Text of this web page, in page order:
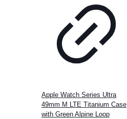
Apple Watch Series Ultra
49mm M LTE Titanium Case
with Green Alpine Loop